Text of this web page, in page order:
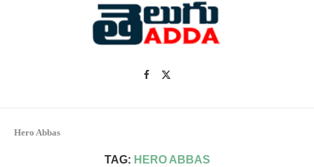
Hero Abbas
TAG: HERO ABBAS